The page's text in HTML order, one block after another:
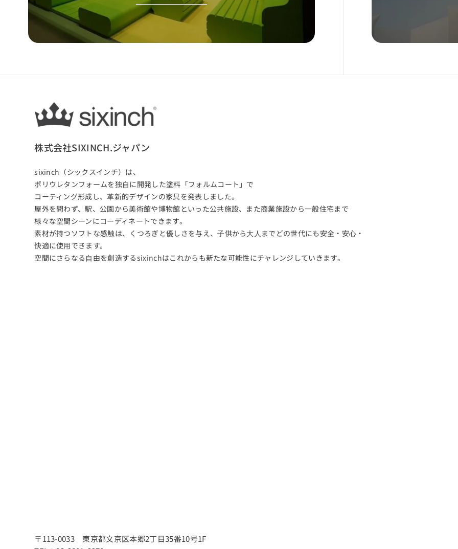
株式会社SIXINCH.ジャパン
sixinch（シックスインチ）は、
ポリウレタンフォームを独⾃に開発した塗料「フォルムコート」で
コーティング形成し、⾰新的デザインの家具を発表しました。
屋外を問わず、駅、公園から美術館や博物館といった公共施設、また商業施設から⼀般住宅まで
様々な空間シーンにコーディネートできます。
素材が持つソフトな感触は、くつろぎと優しさを与え、⼦供から⼤⼈までどの世代にも安全・安⼼・
快適に使⽤できます。
空間にさらなる⾃由を創造するsixinchはこれからも新たな可能性にチャレンジしていきます。
〒113-0033 東京都文京区本郷2丁目35番10号1F